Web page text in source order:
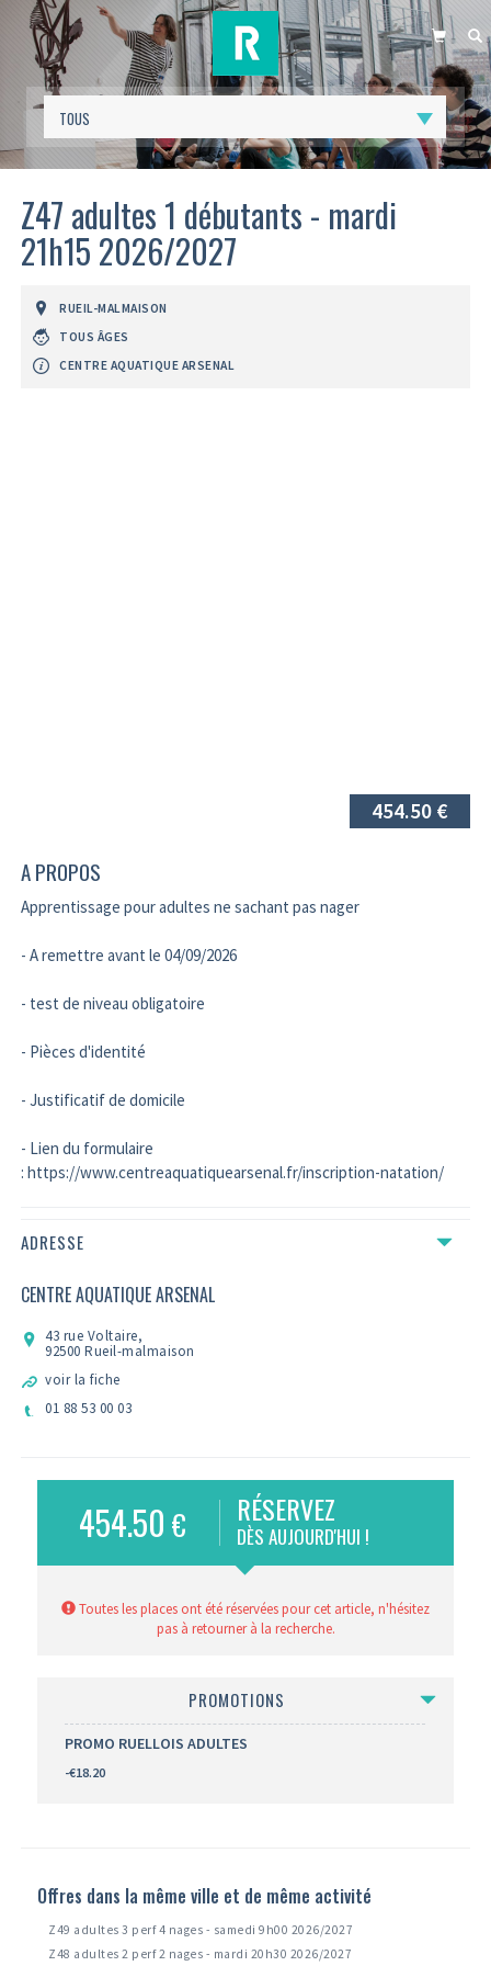
PANIER
Z47 adultes 1 débutants - mardi
21h15 2026/2027
RUEIL-MALMAISON
TOUS ÂGES
CENTRE AQUATIQUE ARSENAL
454.50 €
A PROPOS
Apprentissage pour adultes ne sachant pas nager
- A remettre avant le 04/09/2026
- test de niveau obligatoire
- Pièces d'identité
- Justificatif de domicile
- Lien du formulaire
: https://www.centreaquatiquearsenal.fr/inscription-natation/
ADRESSE
CENTRE AQUATIQUE ARSENAL
43 rue Voltaire,
92500 Rueil-malmaison
voir la fiche
01 88 53 00 03
454.50 € RÉSERVEZ
DÈS AUJOURD'HUI !
Toutes les places ont été réservées pour cet article, n'hésitez
pas à retourner à la recherche.
PROMOTIONS
PROMO RUELLOIS ADULTES
-€18.20
Offres dans la même ville et de même activité
Z49 adultes 3 perf 4 nages - samedi 9h00 2026/2027
Z48 adultes 2 perf 2 nages - mardi 20h30 2026/2027